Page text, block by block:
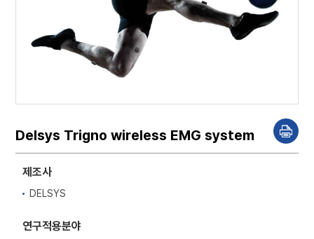
P
r
i
Delsys Trigno wireless EMG system
제조사
DELSYS
연구적용분야